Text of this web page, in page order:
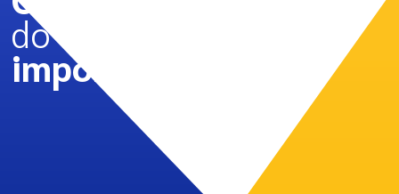
do que
importa.